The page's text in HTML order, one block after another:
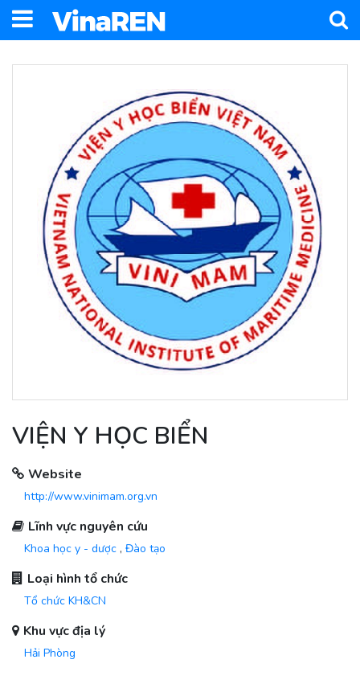
VIỆN Y HỌC BIỂN
Website
http://www.vinimam.org.vn
Lĩnh vực nguyên cứu
Khoa học y - dược , Đào tạo
Loại hình tổ chức
Tổ chức KH&CN
Khu vực địa lý
Hải Phòng